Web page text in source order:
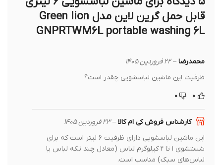
قابل حمل گرین لاین مدل Green lion
GNPRTWM6L portable washing 6L
محمدرضا– ۲۲ فروردین ۱۴۰۵
ظرفیت این ماشین لباسشویی چقدر است؟
کارشناس فروش کی ام کالا– ۲۳ فروردین ۱۴۰۵
این ماشین لباسشویی دارای ظرفیت ۶ لیتر است که برای
شستشوی ۱ تا ۲ کیلوگرم لباس (معادل چند تکه لباس یا
لباس‌های سبک) مناسب است.